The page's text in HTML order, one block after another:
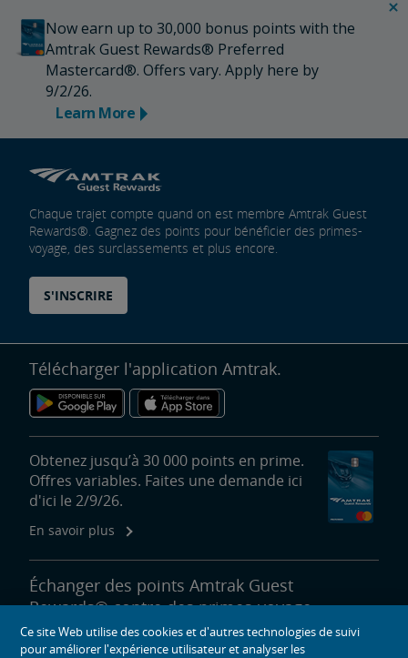
Now earn up to 30,000 bonus points with the
Amtrak Guest Rewards® Preferred
Mastercard®. Offers vary. Apply here by
9/2/26.
Learn More
Chaque trajet compte quand on est membre Amtrak Guest
Rewards®. Gagnez des points pour bénéficier des primes-
voyage, des surclassements et plus encore.
S'INSCRIRE
Télécharger l'application Amtrak.
Obtenez jusqu’à 30 000 points en prime.
Offres variables. Faites une demande ici
d'ici le 2/9/26.
En savoir plus
Échanger des points Amtrak Guest
Rewards® contre des primes-voyage,
des surclassements, des laissez-passer
de salon et plus encore.
Ce site Web utilise des cookies et d'autres technologies de suivi
pour améliorer l'expérience utilisateur et analyser les